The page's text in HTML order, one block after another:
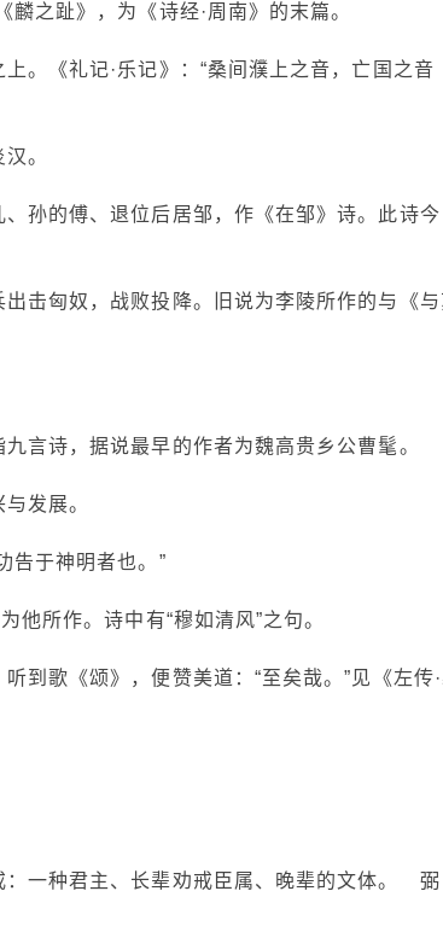
之趾》，为《诗经·周南》的末篇。
。《礼记·乐记》：“桑间濮上之音，亡国之音
。
孙的傅、退位后居邹，作《在邹》诗。此诗今
击匈奴，战败投降。旧说为李陵所作的与《
言诗，据说最早的作者为魏高贵乡公曹髦。
发展。
告于神明者也。”
他所作。诗中有“穆如清风”之句。
到歌《颂》，便赞美道：“至矣哉。”见《左传
一种君主、长辈劝戒臣属、晚辈的文体。 弼